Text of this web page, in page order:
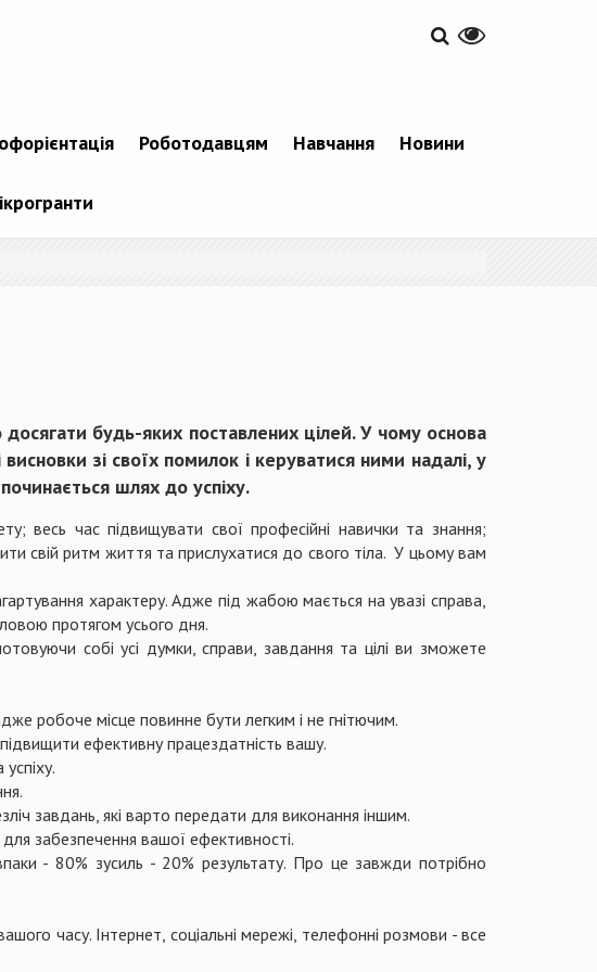
Роботодавцям Навчання Новини
будь-яких поставлених цілей. У чому основа
зі своїх помилок і керуватися ними надалі, у
шлях до успіху.
час підвищувати свої професійні навички та знання;
свій ритм життя та прислухатися до свого тіла. У цьому вам
характеру. Адже під жабою мається на увазі справа,
протягом усього дня.
собі усі думки, справи, завдання та цілі ви зможете
робоче місце повинне бути легким і не гнітючим.
ефективну працездатність вашу.
завдань, які варто передати для виконання іншим.
забезпечення вашої ефективності.
- 80% зусиль - 20% результату. Про це завжди потрібно
часу. Інтернет, соціальні мережі, телефонні розмови - все